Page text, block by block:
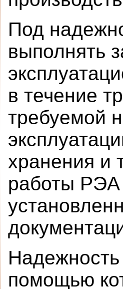
Под
выполнять
в течение
требуемой
хранения и
работы РЭА
помощью